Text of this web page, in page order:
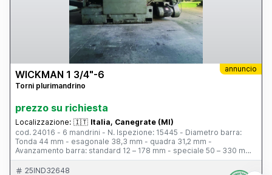
annuncio
WICKMAN 1 3/4"-6
Torni plurimandrino
prezzo su richiesta
Localizzazione: 🇮🇹 Italia, Canegrate (MI)
cod. 24016 - 6 mandrini - N. Ispezione: 15445 - Diametro barra:
Tonda 44 mm - esagonale 38,3 mm - quadra 31,2 mm -
Avanzamento barra: standard 12 – 178 mm - speciale 50 – 330 mm
- doppio avanzamento barra - Corsa avanzamento sul blocco
esagonale: 0 – 89 mm - Corsa avanzamento slitte trasversali:
25IND32648